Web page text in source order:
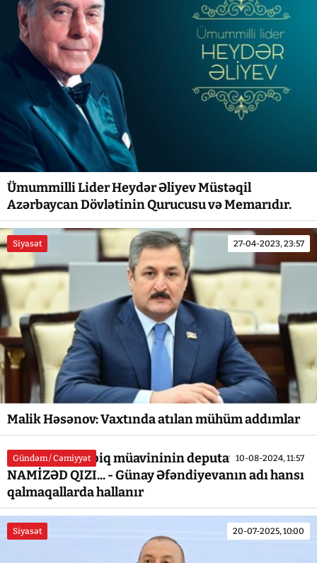
Ümummilli Lider Heydər Əliyev Müstəqil
Azərbaycan Dövlətinin Qurucusu və Memarıdır.
Siyasət 27-04-2023, 23:57
Malik Həsənov: Vaxtında atılan mühüm addımlar
Gündəm / Cəmiyyət 10-08-2024, 11:57
Baş nazirin sabiq müavininin deputatlığa
NAMİZƏD QIZI... - Günay Əfəndiyevanın adı hansı
qalmaqallarda hallanır
Siyasət 20-07-2025, 10:00